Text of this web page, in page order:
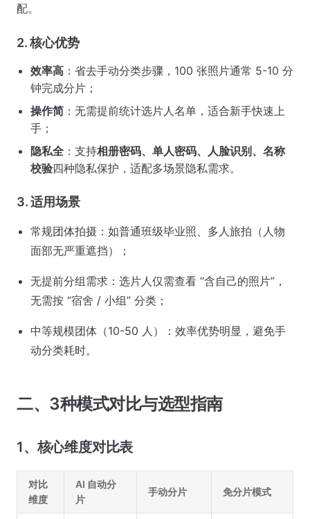
配。
2. 核心优势
效率高 ：省去手动分类步骤，100 张照片通常 5-10 分
钟完成分片；
操作简 ：无需提前统计选片人名单，适合新手快速上
手；
隐私全 ：支持相册密码、单人密码、人脸识别、名称
校验四种隐私保护，适配多场景隐私需求。
3. 适用场景
常规团体拍摄：如普通班级毕业照、多人旅拍（人物
面部无严重遮挡）；
无提前分组需求：选片人仅需查看 “含自己的照片”，
无需按 “宿舍 / 小组” 分类；
中等规模团体（10-50 人）：效率优势明显，避免手
动分类耗时。
二、3种模式对比与选型指南
1、核心维度对比表
对比
维度
AI 自动分
片
手动分片 免分片模式